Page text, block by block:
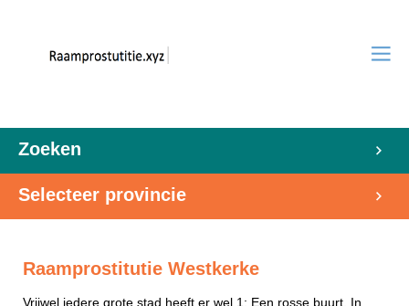
Zoeken
Selecteer provincie
Raamprostitutie Westkerke
Vrijwel iedere grote stad heeft er wel 1: Een rosse buurt. In